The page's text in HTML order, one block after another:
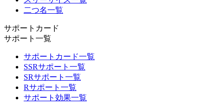
二つ名一覧
サポートカード
サポート一覧
サポートカード一覧
SSRサポート一覧
SRサポート一覧
Rサポート一覧
サポート効果一覧